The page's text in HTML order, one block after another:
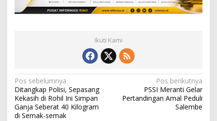
Ikuti Kami
N
a
v
Pos sebelumnya
Ditangkap Polisi, Sepasang
Kekasih di Rohil Ini Simpan
Ganja Seberat 40 Kilogram
di Semak-semak
Pos berikutnya
PSSI Meranti Gelar
Pertandingan Amal Peduli
Salembe